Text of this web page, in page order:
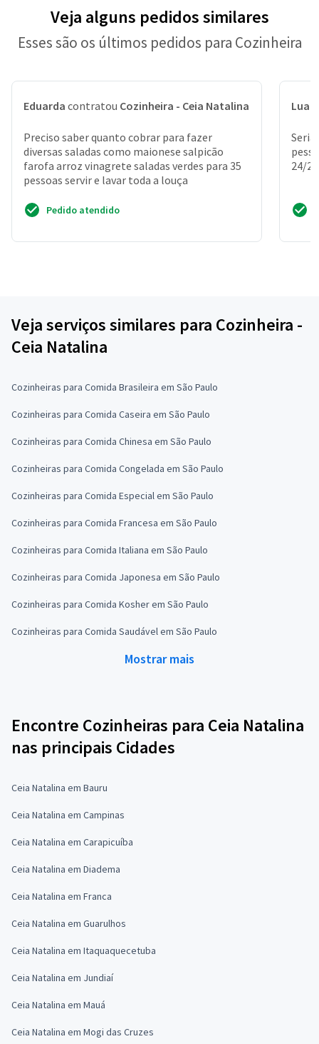
Veja alguns pedidos similares
Esses são os últimos pedidos para Cozinheira
Eduarda contratou Cozinheira - Ceia Natalina
Preciso saber quanto cobrar para fazer
diversas saladas como maionese salpicão
farofa arroz vinagrete saladas verdes para 35
pessoas servir e lavar toda a louça
Pedido atendido
Luan
Seria
24/
Veja serviços similares para Cozinheira -
Ceia Natalina
Cozinheiras para Comida Brasileira em São Paulo
Cozinheiras para Comida Caseira em São Paulo
Cozinheiras para Comida Chinesa em São Paulo
Cozinheiras para Comida Congelada em São Paulo
Cozinheiras para Comida Especial em São Paulo
Cozinheiras para Comida Francesa em São Paulo
Cozinheiras para Comida Italiana em São Paulo
Cozinheiras para Comida Japonesa em São Paulo
Cozinheiras para Comida Kosher em São Paulo
Cozinheiras para Comida Saudável em São Paulo
Mostrar mais
Encontre Cozinheiras para Ceia Natalina
nas principais Cidades
Ceia Natalina em Bauru
Ceia Natalina em Campinas
Ceia Natalina em Carapicuíba
Ceia Natalina em Diadema
Ceia Natalina em Franca
Ceia Natalina em Guarulhos
Ceia Natalina em Itaquaquecetuba
Ceia Natalina em Jundiaí
Ceia Natalina em Mauá
Ceia Natalina em Mogi das Cruzes